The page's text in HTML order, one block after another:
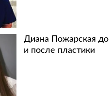
Диана Пожарская до
и после пластики